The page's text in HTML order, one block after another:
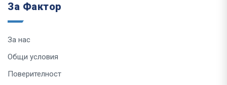
За Фактор
За нас
Общи условия
Поверителност